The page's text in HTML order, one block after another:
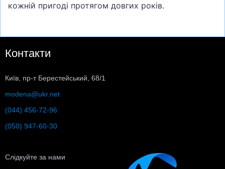
кожній пригоді протягом довгих років.
Контакти
Київ, пр-т Берестейський, 68/1
modena@ukr.net
(044) 456-72-96
(050) 947-60-30
Слідкуйте за нами